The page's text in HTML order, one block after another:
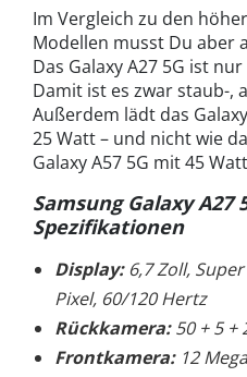
Im Vergleich zu den
Modellen musst Du aber
Das Galaxy A27 5G ist
Damit ist es zwar staub-,
Außerdem lädt das
25 Watt – und nicht wie
Galaxy A57 5G mit 45
Samsung Galaxy A27
Spezifikationen
Display:6,7 Zoll, Super
Pixel, 60/120 Hertz
Rückkamera:50 + 5 +
Frontkamera:12